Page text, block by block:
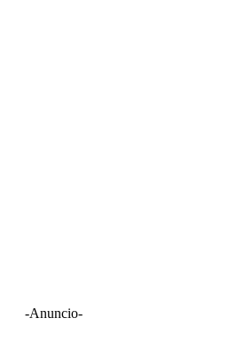
-Anuncio-